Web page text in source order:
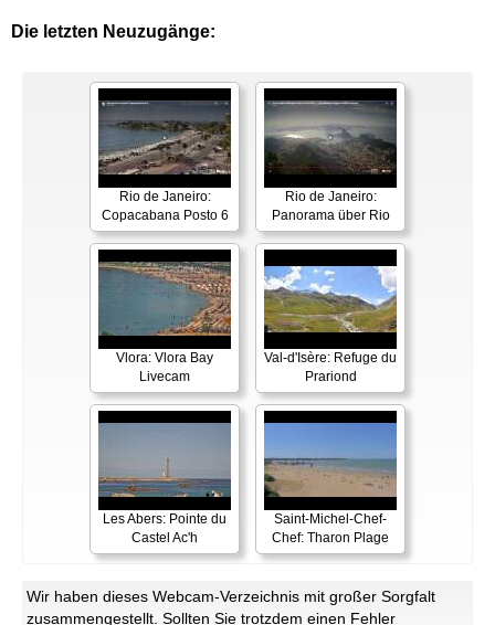
Die letzten Neuzugänge:
Rio de Janeiro:
Copacabana Posto 6
Rio de Janeiro:
Panorama über Rio
Vlora: Vlora Bay
Livecam
Val-d'Isère: Refuge du
Prariond
Les Abers: Pointe du
Castel Ac'h
Saint-Michel-Chef-
Chef: Tharon Plage
Wir haben dieses Webcam-Verzeichnis mit großer Sorgfalt
zusammengestellt. Sollten Sie trotzdem einen Fehler